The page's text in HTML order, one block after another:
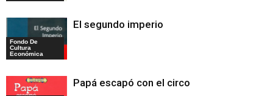
Fondo De
Cultura
Económica
El segundo imperio
Papá escapó con el circo